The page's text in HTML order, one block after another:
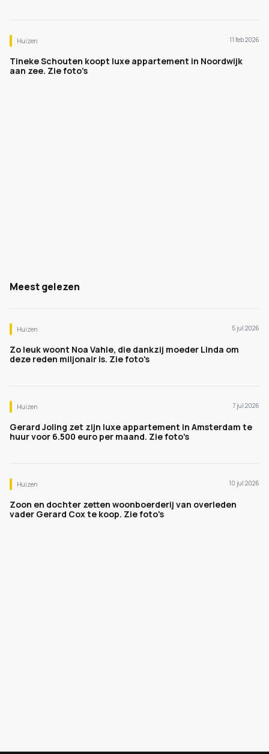
Huizen 11 feb 2026
Tineke Schouten koopt luxe appartement in Noordwijk
aan zee. Zie foto’s
Meest gelezen
Huizen 5 jul 2026
Zo leuk woont Noa Vahle, die dankzij moeder Linda om
deze reden miljonair is. Zie foto's
Huizen 7 jul 2026
Gerard Joling zet zijn luxe appartement in Amsterdam te
huur voor 6.500 euro per maand. Zie foto's
Huizen 10 jul 2026
Zoon en dochter zetten woonboerderij van overleden
vader Gerard Cox te koop. Zie foto's